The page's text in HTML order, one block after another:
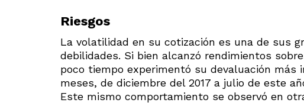
Riesgos
La volatilidad en su cotización es una de sus
debilidades. Si bien alcanzó rendimientos
poco tiempo experimentó su devaluación
meses, de diciembre del 2017 a julio de este
Este mismo comportamiento se observó en